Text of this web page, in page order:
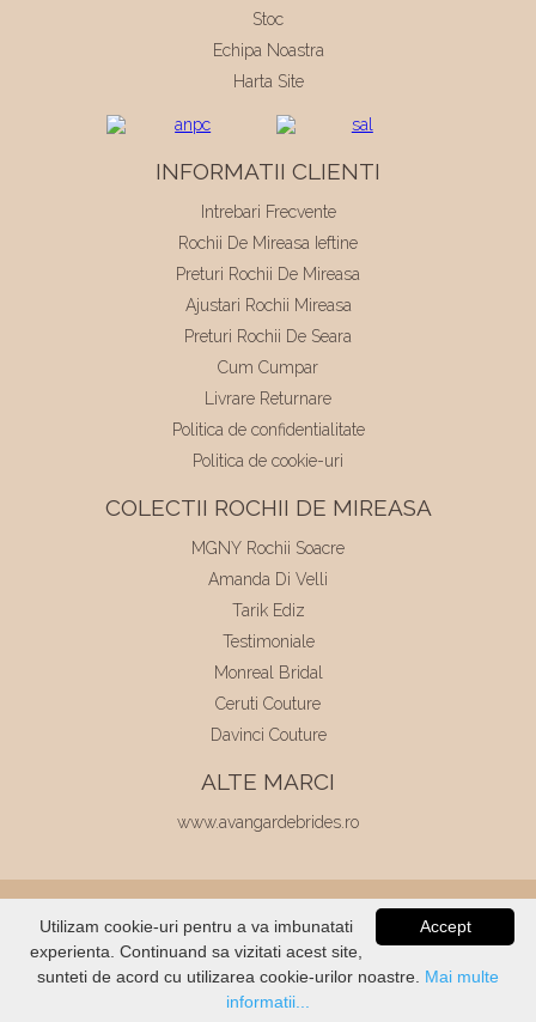
Stoc
Echipa Noastra
Harta Site
INFORMATII CLIENTI
Intrebari Frecvente
Rochii De Mireasa Ieftine
Preturi Rochii De Mireasa
Ajustari Rochii Mireasa
Preturi Rochii De Seara
Cum Cumpar
Livrare Returnare
Politica de confidentialitate
Politica de cookie-uri
COLECTII ROCHII DE MIREASA
MGNY Rochii Soacre
Amanda Di Velli
Tarik Ediz
Testimoniale
Monreal Bridal
Ceruti Couture
Davinci Couture
ALTE MARCI
www.avangardebrides.ro
© 2026Elite Mariaj | Toate drepturile
rezervate
Dezvoltat de Voitin.com
STOC
Accept
Utilizam cookie-uri pentru a va imbunatati
experienta. Continuand sa vizitati acest site,
sunteti de acord cu utilizarea cookie-urilor noastre. Mai multe
informatii...